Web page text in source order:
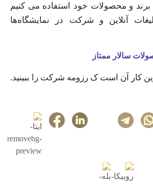
برند و محصولات خود استفاده می کنیم
آنلاین و شرکت در نمایشگاه‌ها
سالار ممتاز
کار آن است ک رزومه شرکت را ببینید.